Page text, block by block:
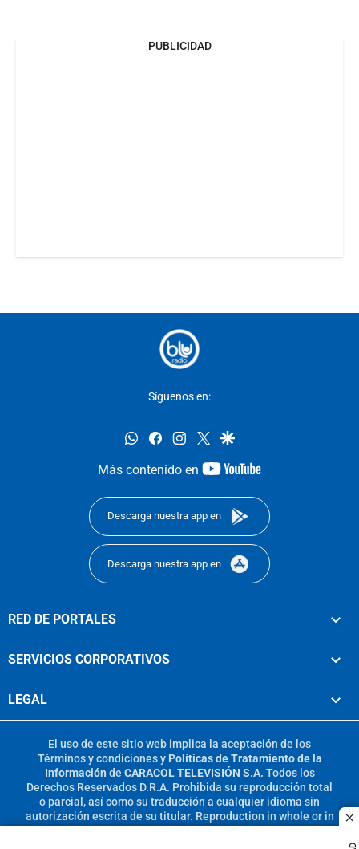
PUBLICIDAD
Síguenos en:
whatsappfacebookinstagram
twittergoogle
Más contenido en
youtube-
Descarga nuestra app en
Descarga nuestra app en
RED DE PORTALES
SERVICIOS CORPORATIVOS
LEGAL
El uso de este sitio web implica la aceptación de los
Términos y condicionesy Políticas de Tratamiento de la
Información de CARACOL TELEVISIÓN S.A. Todos los
Derechos Reservados D.R.A. Prohibida su reproducción total
o parcial, así como su traducción a cualquier idioma sin
autorización escrita de su titular. Reproduction in whole or in